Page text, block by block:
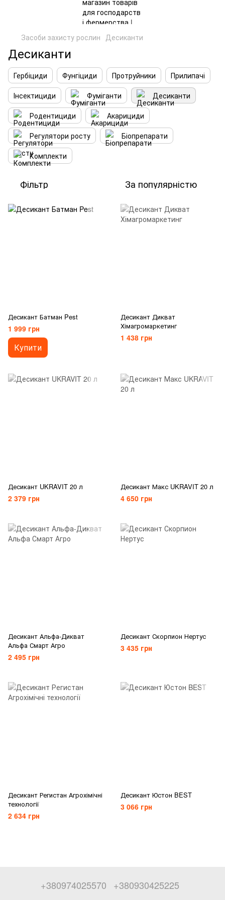
Засоби захисту рослин Десиканти
Десиканти
Гербіциди Фунгіциди Протруйники
Прилипачі
Інсектициди
Фуміганти
Десиканти
Родентициди
Акарициди
Регулятори росту
Біопрепарати
Комплекти
Фільтр За популярністю
Десикант Батман Pest
1 999 грн
Купити
Десикант Дикват
Хімагромаркетинг
1 438 грн
Десикант UKRAVIT 20 л
2 379 грн
Десикант Макс UKRAVIT 20 л
4 650 грн
Десикант Альфа-Дикват
Альфа Смарт Агро
2 495 грн
Десикант Скорпион Нертус
3 435 грн
Десикант Регистан Агрохімічні
технології
2 634 грн
Десикант Юстон BEST
3 066 грн
+380974025570 +380930425225